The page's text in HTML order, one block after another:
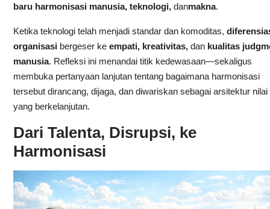
baru harmonisasi manusia, teknologi, danmakna.
Ketika teknologi telah menjadi standar dan komoditas,
organisasibergeser ke empati, kreativitas, dan kualitas
manusia. Refleksi ini menandai titik kedewasaan—sekaligus
membuka pertanyaan lanjutan tentang bagaimana harmonisasi
tersebut dirancang, dijaga, dan diwariskan sebagai arsitektur nilai
yang berkelanjutan.
Dari Talenta, Disrupsi, ke
Harmonisasi